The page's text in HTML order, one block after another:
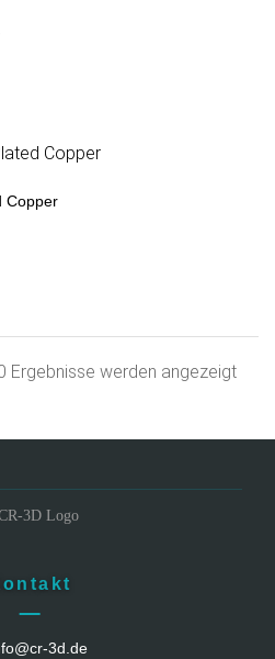
Copper
Ergebnisse werden angezeigtNach
3d.de